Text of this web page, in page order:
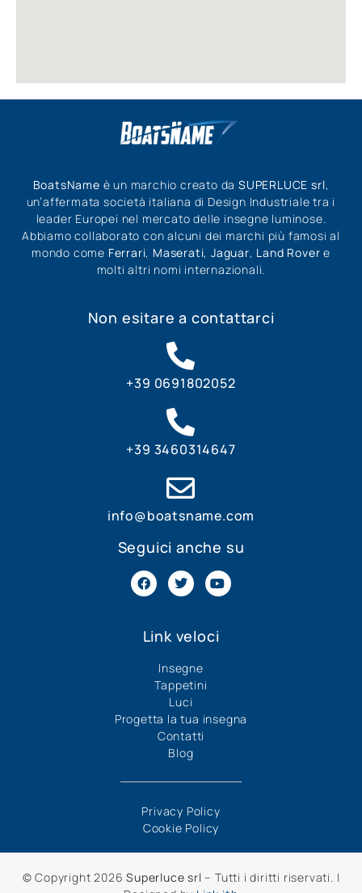
BoatsName è un marchio creato daSUPERLUCE srl,
un’affermata società italiana di Design Industriale tra i
leader Europei nel mercato delle insegne luminose.
Abbiamo collaborato con alcuni dei marchi più famosi al
mondo come Ferrari, Maserati, Jaguar, Land Rover e
molti altri nomi internazionali.
Non esitare a contattarci
+39 0691802052
+39 3460314647
info@boatsname.com
Seguici anche su
Link veloci
Insegne
Tappetini
Luci
Progetta la tua insegna
Contatti
Blog
Privacy Policy
Cookie Policy
© Copyright 2026Superluce srl – Tutti i diritti riservati. |